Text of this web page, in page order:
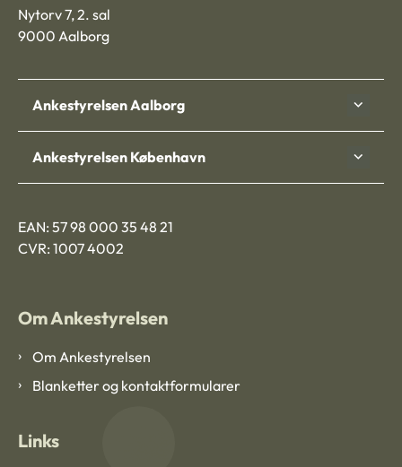
Nytorv 7, 2. sal
9000 Aalborg
Ankestyrelsen Aalborg
Ankestyrelsen København
EAN: 57 98 000 35 48 21
CVR: 1007 4002
Om Ankestyrelsen
Om Ankestyrelsen
Blanketter og kontaktformularer
Links